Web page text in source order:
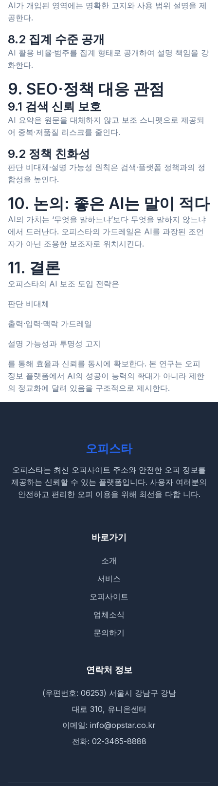
AI가 개입된 영역에는 명확한 고지와 사용 범위 설명을 제
공한다.
8.2 집계 수준 공개
AI 활용 비율·범주를 집계 형태로 공개하여 설명 책임을 강
화한다.
9. SEO·정책 대응 관점
9.1 검색 신뢰 보호
AI 요약은 원문을 대체하지 않고 보조 스니펫으로 제공되
어 중복·저품질 리스크를 줄인다.
9.2 정책 친화성
판단 비대체·설명 가능성 원칙은 검색·플랫폼 정책과의 정
합성을 높인다.
10. 논의: 좋은 AI는 말이 적다
AI의 가치는 ‘무엇을 말하느냐’보다 무엇을 말하지 않느냐
에서 드러난다. 오피스타의 가드레일은 AI를 과장된 조언
자가 아닌 조용한 보조자로 위치시킨다.
11. 결론
오피스타의 AI 보조 도입 전략은
판단 비대체
출력·입력·맥락 가드레일
설명 가능성과 투명성 고지
를 통해 효율과 신뢰를 동시에 확보한다. 본 연구는 오피
정보 플랫폼에서 AI의 성공이 능력의 확대가 아니라 제한
의 정교화에 달려 있음을 구조적으로 제시한다.
오피스타
오피스타는 최신 오피사이트 주소와 안전한 오피 정보를
제공하는 신뢰할 수 있는 플랫폼입니다. 사용자 여러분의
안전하고 편리한 오피 이용을 위해 최선을 다합 니다.
바로가기
소개
서비스
오피사이트
업체소식
문의하기
연락처 정보
(우편번호: 06253) 서울시 강남구 강남
대로 310, 유니온센터
이메일: info@opstar.co.kr
전화: 02-3465-8888